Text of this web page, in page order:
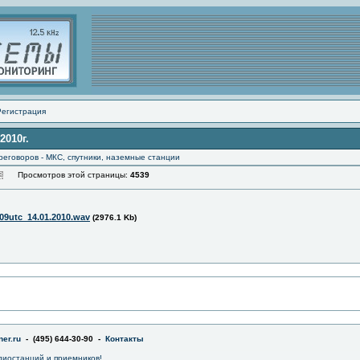
- МКС, спутники, наземные станции
Просмотров этой страницы: 4539
(2976.1 Kb)
- (495) 644-30-90 - Контакты
и приемников!